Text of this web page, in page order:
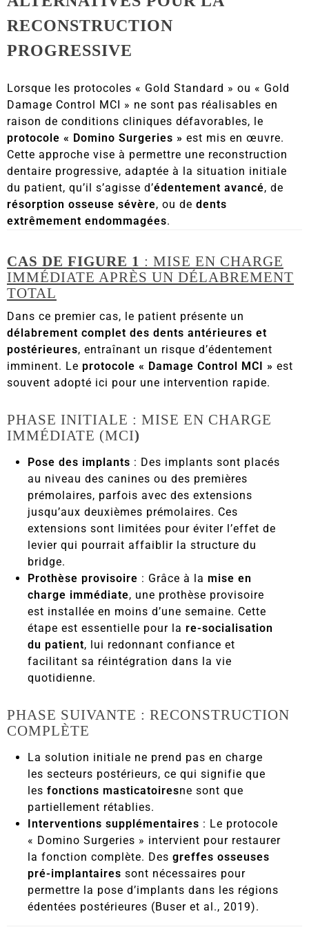
RECONSTRUCTION
PROGRESSIVE
Lorsque les protocoles « Gold Standard » ou « Gold
Damage Control MCI » ne sont pas réalisables en
raison de conditions cliniques défavorables, le
protocole « Domino Surgeries » est mis en œuvre.
Cette approche vise à permettre une reconstruction
dentaire progressive, adaptée à la situation initiale
du patient, qu’il s’agisse d’édentement avancé, de
résorption osseuse sévère, ou de dents
extrêmement endommagées.
CAS DE FIGURE 1 : MISE EN CHARGE
IMMÉDIATE APRÈS UN DÉLABREMENT
TOTAL
Dans ce premier cas, le patient présente un
délabrement complet des dents antérieures et
postérieures, entraînant un risque d’édentement
imminent. Le protocole « Damage Control MCI » est
souvent adopté ici pour une intervention rapide.
PHASE INITIALE : MISE EN CHARGE
IMMÉDIATE (MCI)
Pose des implants : Des implants sont placés
au niveau des canines ou des premières
prémolaires, parfois avec des extensions
jusqu’aux deuxièmes prémolaires. Ces
extensions sont limitées pour éviter l’effet de
levier qui pourrait affaiblir la structure du
bridge.
Prothèse provisoire : Grâce à la mise en
charge immédiate, une prothèse provisoire
est installée en moins d’une semaine. Cette
étape est essentielle pour la re-socialisation
du patient, lui redonnant confiance et
facilitant sa réintégration dans la vie
quotidienne.
PHASE SUIVANTE : RECONSTRUCTION
COMPLÈTE
La solution initiale ne prend pas en charge
les secteurs postérieurs, ce qui signifie que
les fonctions masticatoiresne sont que
partiellement rétablies.
Interventions supplémentaires : Le protocole
« Domino Surgeries » intervient pour restaurer
la fonction complète. Des greffes osseuses
pré-implantaires sont nécessaires pour
permettre la pose d’implants dans les régions
édentées postérieures (Buser et al., 2019).